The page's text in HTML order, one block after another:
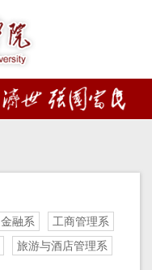
金融系
工商管理系
旅游与酒店管理系